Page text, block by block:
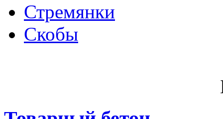
Стремянки
Скобы